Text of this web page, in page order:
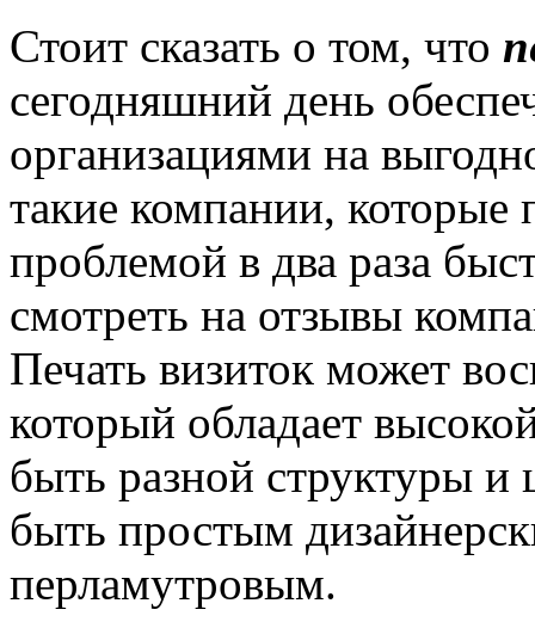
Стоит сказать о том, что
сегодняшний день
организациями на
такие компании, которые
проблемой в два раза
смотреть на отзывы
Печать визиток может
который обладает
быть разной структуры
быть простым
перламутровым.